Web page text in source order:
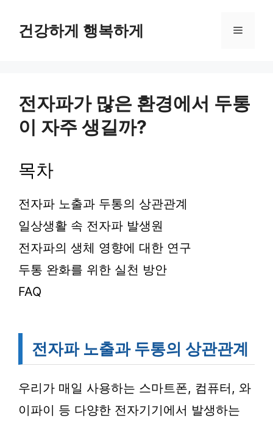
건강하게 행복하게 메
전자파가 많은 환경에서 두통
이 자주 생길까?
목차
전자파 노출과 두통의 상관관계
일상생활 속 전자파 발생원
전자파의 생체 영향에 대한 연구
두통 완화를 위한 실천 방안
FAQ
전자파 노출과 두통의 상관관계
우리가 매일 사용하는 스마트폰, 컴퓨터, 와
이파이 등 다양한 전자기기에서 발생하는